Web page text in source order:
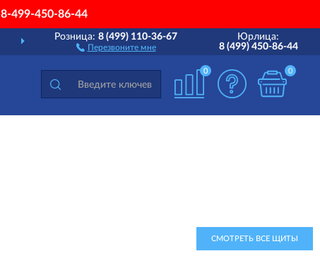
8-499-450-86-44
ДОСТАВИМ ПО ВСЕЙ РОССИИ
Розница:8 (499) 110-36-67
Перезвоните мне
Юрлица:
8 (499) 450-86-44
0 0
СМОТРЕТЬ ВСЕ ЩИТЫ